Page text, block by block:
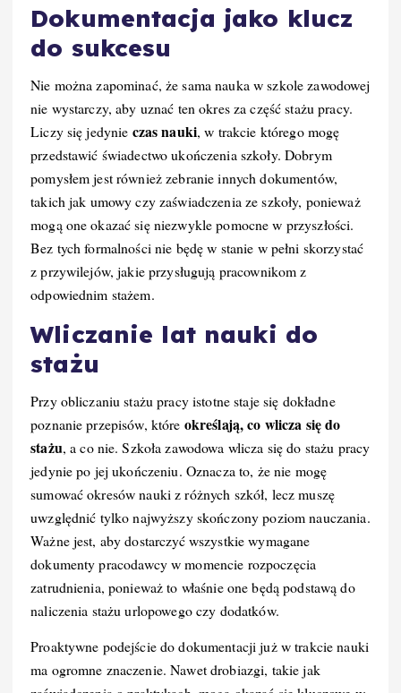
Dokumentacja jako klucz
do sukcesu
Nie można zapominać, że sama nauka w szkole zawodowej
nie wystarczy, aby uznać ten okres za część stażu pracy.
Liczy się jedynie czas nauki, w trakcie którego mogę
przedstawić świadectwo ukończenia szkoły. Dobrym
pomysłem jest również zebranie innych dokumentów,
takich jak umowy czy zaświadczenia ze szkoły, ponieważ
mogą one okazać się niezwykle pomocne w przyszłości.
Bez tych formalności nie będę w stanie w pełni skorzystać
z przywilejów, jakie przysługują pracownikom z
odpowiednim stażem.
Wliczanie lat nauki do
stażu
Przy obliczaniu stażu pracy istotne staje się dokładne
poznanie przepisów, które określają, co wlicza się do
stażu, a co nie. Szkoła zawodowa wlicza się do stażu pracy
jedynie po jej ukończeniu. Oznacza to, że nie mogę
sumować okresów nauki z różnych szkół, lecz muszę
uwzględnić tylko najwyższy skończony poziom nauczania.
Ważne jest, aby dostarczyć wszystkie wymagane
dokumenty pracodawcy w momencie rozpoczęcia
zatrudnienia, ponieważ to właśnie one będą podstawą do
naliczenia stażu urlopowego czy dodatków.
Proaktywne podejście do dokumentacji już w trakcie nauki
ma ogromne znaczenie. Nawet drobiazgi, takie jak